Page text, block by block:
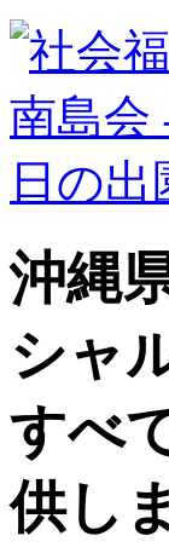
沖縄
シャ
すべ
供し